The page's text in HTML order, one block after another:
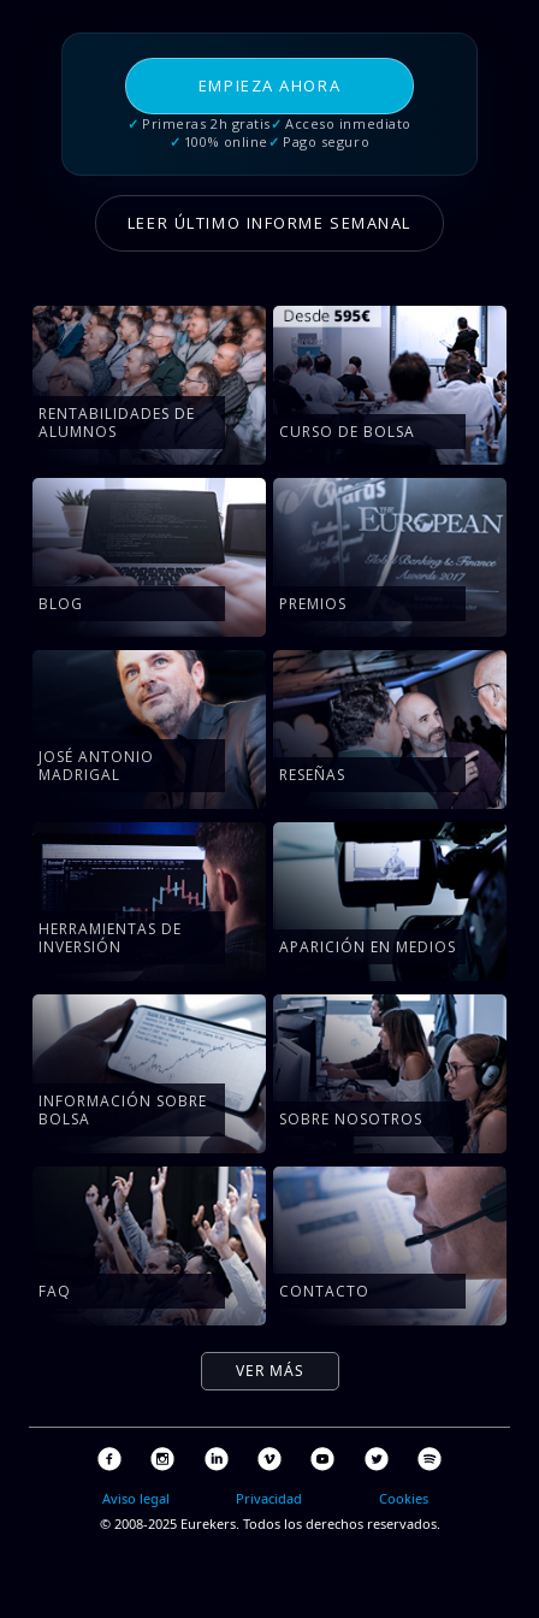
EMPIEZA AHORA
Primeras 2h gratis
Acceso inmediato
100% online
Pago seguro
LEER ÚLTIMO INFORME SEMANAL
RENTABILIDADES DE
ALUMNOS
CURSO DE BOLSA
BLOG PREMIOS
JOSÉ ANTONIO
MADRIGAL
RESEÑAS
HERRAMIENTAS DE
INVERSIÓN
APARICIÓN EN MEDIOS
INFORMACIÓN SOBRE
BOLSA
SOBRE NOSOTROS
FAQ CONTACTO
FAQ
Antonio
Premios
BLOG
VER MÁS
Aviso legal Privacidad
Cookies
© 2008-2025 Eurekers. Todos los derechos reservados.